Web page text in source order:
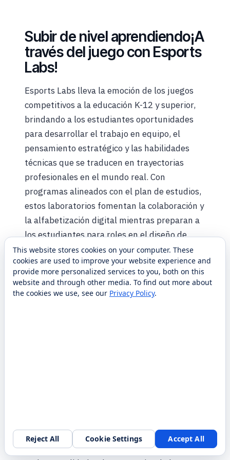
Subir de nivel aprendiendo¡A
través del juego con Esports
Labs!
Esports Labs lleva la emoción de los juegos
competitivos a la educación K-12 y superior,
brindando a los estudiantes oportunidades
para desarrollar el trabajo en equipo, el
pensamiento estratégico y las habilidades
técnicas que se traducen en trayectorias
profesionales en el mundo real. Con
programas alineados con el plan de estudios,
estos laboratorios fomentan la colaboración y
la alfabetización digital mientras preparan a
los estudiantes para roles en el diseño de
juegos, la radiodifusión y las industrias STEM.
Características
PC de alto rendimiento:Ofrezca
Configuraciones ergonómicas:Garantice
This website stores cookies on your computer. These
cookies are used to improve your website experience and
provide more personalized services to you, both on this
website and through other media. To find out more about
the cookies we use, see our Privacy Policy.
Reject All Cookie Settings Accept All